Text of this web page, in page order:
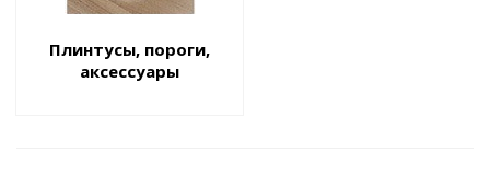
Плинтусы, пороги,
аксессуары